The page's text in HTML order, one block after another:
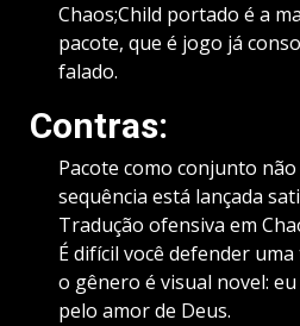
Chaos;Child portado é a
pacote, que é jogo já
falado.
Contras:
Pacote como conjunto
sequência está lançada
Tradução ofensiva em
É difícil você defender
o gênero é visual novel:
pelo amor de Deus.